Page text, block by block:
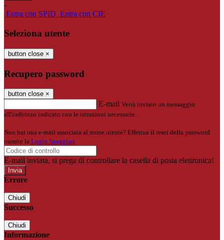
-
Entra con SPID Entra con CIE
Seleziona utente
button close ×
Recupero password
button close ×
E-mail Verrà inviato un messaggio
all'indirizzo indicato con le istruzioni necessarie.
Non hai una e-mail associata al nome utente? Effettua il reset della password
tramite la Login Spaggiari
E-mail inviata, si prega di controllare la casella di posta elettronica!
Errore
Chiudi
Successo
Chiudi
Informazione